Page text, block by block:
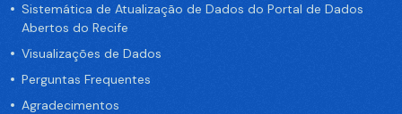
Sistemática de Atualização de Dados do Portal de Dados
Abertos do Recife
Visualizações de Dados
Perguntas Frequentes
Agradecimentos